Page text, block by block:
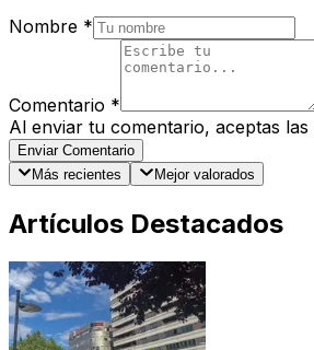
Nombre *
Comentario *
Al enviar tu comentario, aceptas las
Enviar Comentario
Más recientes
Mejor valorados
Artículos Destacados